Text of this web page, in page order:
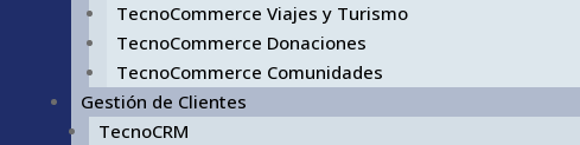
TecnoCommerce Viajes y Turismo
TecnoCommerce Donaciones
TecnoCommerce Comunidades
Gestión de Clientes
TecnoCRM